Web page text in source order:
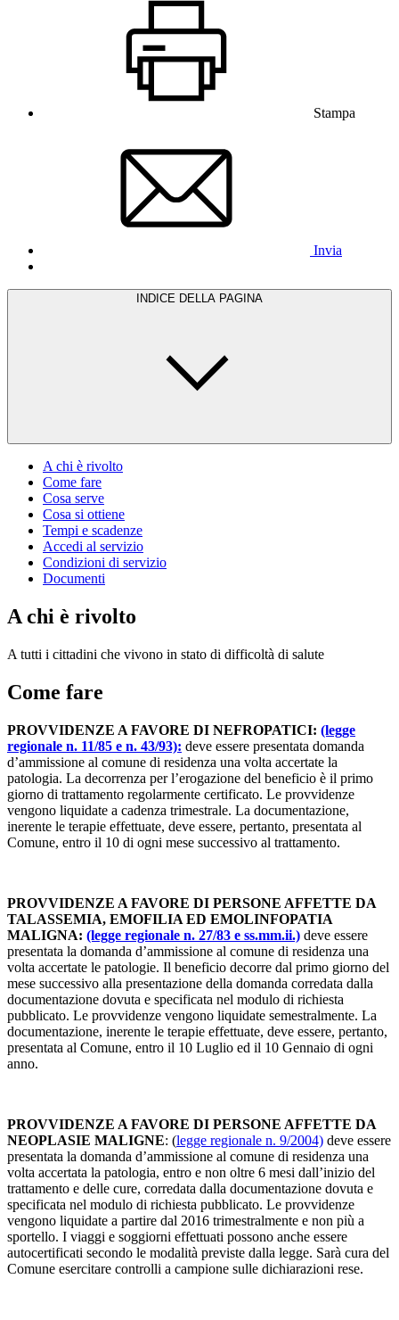
Stampa
Invia
INDICE DELLA PAGINA
A chi è rivolto
Come fare
Cosa serve
Cosa si ottiene
Tempi e scadenze
Accedi al servizio
Condizioni di servizio
Documenti
A chi è rivolto
A tutti i cittadini che vivono in stato di difficoltà di salute
Come fare
PROVVIDENZE A FAVORE DI NEFROPATICI: (legge
regionale n. 11/85 e n. 43/93): deve essere presentata domanda
d’ammissione al comune di residenza una volta accertate la
patologia. La decorrenza per l’erogazione del beneficio è il primo
giorno di trattamento regolarmente certificato. Le provvidenze
vengono liquidate a cadenza trimestrale. La documentazione,
inerente le terapie effettuate, deve essere, pertanto, presentata al
Comune, entro il 10 di ogni mese successivo al trattamento.
PROVVIDENZE A FAVORE DI PERSONE AFFETTE DA
TALASSEMIA, EMOFILIA ED EMOLINFOPATIA
MALIGNA: (legge regionale n. 27/83 e ss.mm.ii.) deve essere
presentata la domanda d’ammissione al comune di residenza una
volta accertate le patologie. Il beneficio decorre dal primo giorno del
mese successivo alla presentazione della domanda corredata dalla
documentazione dovuta e specificata nel modulo di richiesta
pubblicato. Le provvidenze vengono liquidate semestralmente. La
documentazione, inerente le terapie effettuate, deve essere, pertanto,
presentata al Comune, entro il 10 Luglio ed il 10 Gennaio di ogni
anno.
PROVVIDENZE A FAVORE DI PERSONE AFFETTE DA
NEOPLASIE MALIGNE: (legge regionale n. 9/2004) deve essere
presentata la domanda d’ammissione al comune di residenza una
volta accertata la patologia, entro e non oltre 6 mesi dall’inizio del
trattamento e delle cure, corredata dalla documentazione dovuta e
specificata nel modulo di richiesta pubblicato. Le provvidenze
vengono liquidate a partire dal 2016 trimestralmente e non più a
sportello. I viaggi e soggiorni effettuati possono anche essere
autocertificati secondo le modalità previste dalla legge. Sarà cura del
Comune esercitare controlli a campione sulle dichiarazioni rese.